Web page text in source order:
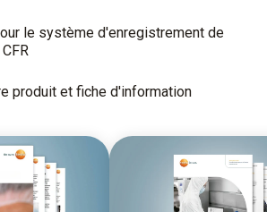
le système d'enregistrement de
produit et fiche d'information